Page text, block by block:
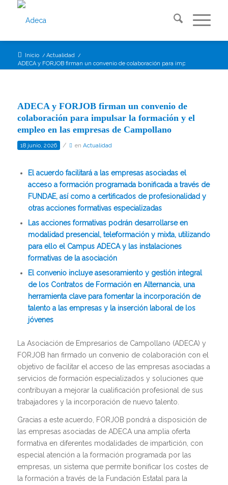
Inicio / Actualidad /
ADECA y FORJOB firman un convenio de colaboración para impulsar la
ADECA y FORJOB firman un convenio de
colaboración para impulsar la formación y el
empleo en las empresas de Campollano
18 junio, 2026 / en Actualidad
El acuerdo facilitará a las empresas asociadas el
acceso a formación programada bonificada a través de
FUNDAE, así como a certificados de profesionalidad y
otras acciones formativas especializadas
Las acciones formativas podrán desarrollarse en
modalidad presencial, teleformación y mixta, utilizando
para ello el Campus ADECA y las instalaciones
formativas de la asociación
El convenio incluye asesoramiento y gestión integral
de los Contratos de Formación en Alternancia, una
herramienta clave para fomentar la incorporación de
talento a las empresas y la inserción laboral de los
jóvenes
La Asociación de Empresarios de Campollano (ADECA) y
FORJOB han firmado un convenio de colaboración con el
objetivo de facilitar el acceso de las empresas asociadas a
servicios de formación especializados y soluciones que
contribuyan a mejorar la cualificación profesional de sus
trabajadores y la incorporación de nuevo talento.
Gracias a este acuerdo, FORJOB pondrá a disposición de
las empresas asociadas de ADECA una amplia oferta
formativa en diferentes modalidades de impartición, con
especial atención a la formación programada por las
empresas, un sistema que permite bonificar los costes de
la formación a través de la Fundación Estatal para la